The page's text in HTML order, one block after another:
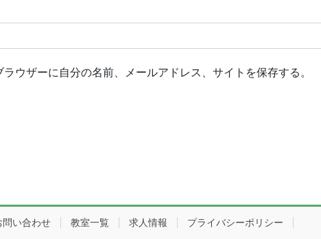
ウザーに自分の名前、メールアドレス、サイトを保存する。
問い合わせ 教室一覧 求人情報 プライバシーポリシー